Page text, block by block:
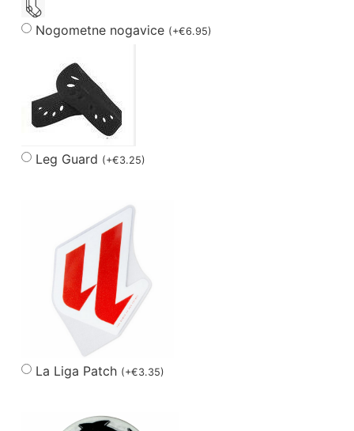
Nogometne nogavice (+€6.95)
Leg Guard (+€3.25)
La Liga Patch (+€3.35)